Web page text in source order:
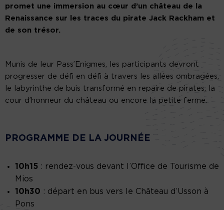
promet une immersion au cœur d’un château de la
Renaissance sur les traces du pirate Jack Rackham et
de son trésor.
Munis de leur Pass’Enigmes, les participants devront
progresser de défi en défi à travers les allées ombragées,
le labyrinthe de buis transformé en repaire de pirates, la
cour d’honneur du château ou encore la petite ferme.
PROGRAMME DE LA JOURNÉE
10h15 : rendez-vous devant l’Office de Tourisme de
Mios
10h30 : départ en bus vers le Château d’Usson à
Pons